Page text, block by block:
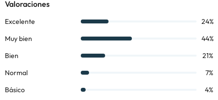
de Córdoba.
estancia en el sud de España.
Algunos de los servicios detallados pueden ser de pago. Puedes
información de esta ficha está sujeta a cambios por parte del